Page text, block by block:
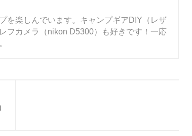
を楽しんでいます。キャンプギアDIY（レザ
フカメラ（nikon D5300）も好きです！一応